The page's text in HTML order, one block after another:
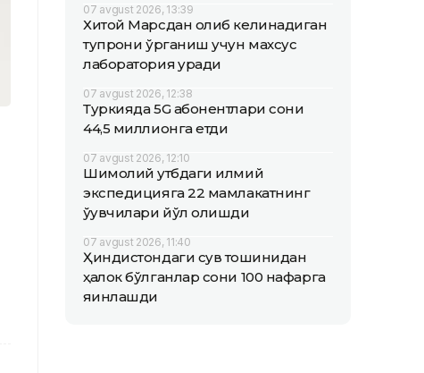
07 avgust 2026, 13:39
Хитой Марсдан олиб келинадиган
тупроқни ўрганиш учун махсус
лаборатория қуради
07 avgust 2026, 12:38
Туркияда 5G абонентлари сони
44,5 миллионга етди
07 avgust 2026, 12:10
Шимолий қутбдаги илмий
экспедицияга 22 мамлакатнинг
ўқувчилари йўл олишди
07 avgust 2026, 11:40
Ҳиндистондаги сув тошқинидан
ҳалок бўлганлар сони 100 нафарга
яқинлашди